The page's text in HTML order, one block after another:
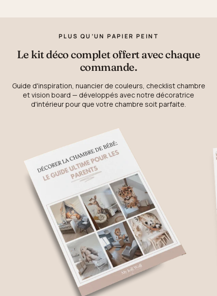
PLUS QU’UN PAPIER PEINT
Le kit déco complet offert avec chaque
commande.
Guide d'inspiration, nuancier de couleurs, checklist chambre
et vision board — développés avec notre décoratrice
d'intérieur pour que votre chambre soit parfaite.